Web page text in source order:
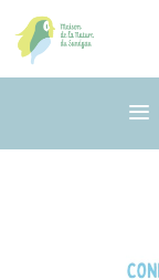
Aller
au
contenu